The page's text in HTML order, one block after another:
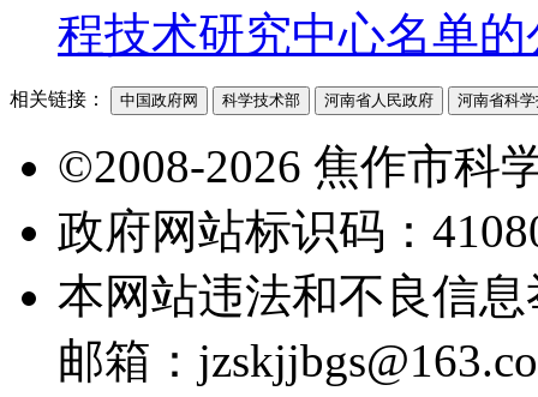
程技术研究中心名单的
相关链接： 中国政府网 科学技术部 河南省人民政府 河南省科
©2008-2026 焦作市科
政府网站标识码：
本网站违法和不良信息
邮箱：